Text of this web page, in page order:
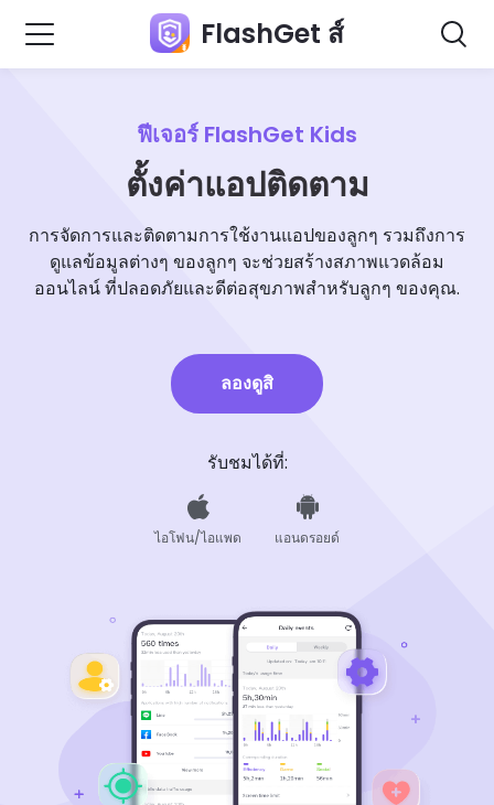
FlashGet ส์
ฟีเจอร์ FlashGet Kids
ตั้งค่าแอปติดตาม
การจัดการและติดตามการใช้งานแอปของลูกๆ รวมถึงการ
ดูแลข้อมูลต่างๆ ของลูกๆ จะช่วยสร้างสภาพแวดล้อม
ออนไลน์ ที่ปลอดภัยและดีต่อสุขภาพสำหรับลูกๆ ของคุณ.
ลองดูสิ
รับชมได้ที่:
ไอโฟน/ไอแพด แอนดรอยด์